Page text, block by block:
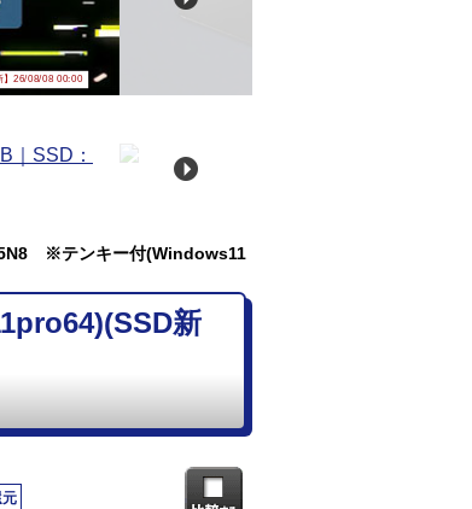
】26/08/08 00:00
※テンキー付(Windows11
新